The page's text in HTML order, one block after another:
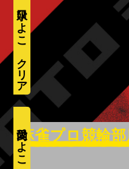
愛内ひよこ
水口ひよこ